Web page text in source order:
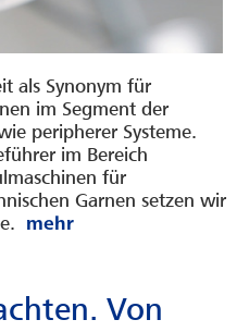
als Synonym für
im Segment der
peripherer Systeme.
im Bereich
für
Garnen setzen wir
Von